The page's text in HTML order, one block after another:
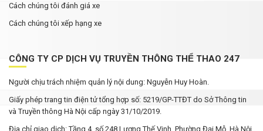
Cách chúng tôi đánh giá xe
Cách chúng tôi xếp hạng xe
CÔNG TY CP DỊCH VỤ TRUYỀN THÔNG THỂ THAO 247
Người chịu trách nhiệm quản lý nội dung: Nguyễn Huy Hoàn.
Giấy phép trang tin điện tử tổng hợp số: 5219/GP-TTĐT do Sở Thông tin
và Truyền thông Hà Nội cấp ngày 31/10/2019.
Địa chỉ giao dịch: Tầng 4, số 248 Lương Thế Vinh, Phường Đại Mỗ, Hà Nội.